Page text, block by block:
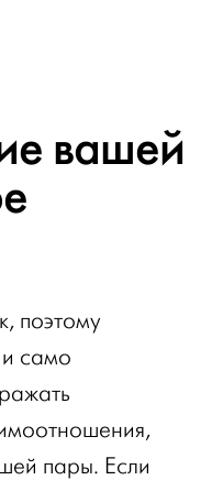
вашей
поэтому
и само
пары. Если